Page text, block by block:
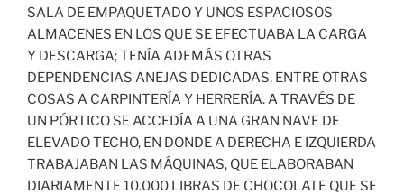
SALA DE EMPAQUETADO Y UNOS ESPACIOSOS
ALMACENES EN LOS QUE SE EFECTUABA LA CARGA
Y DESCARGA; TENÍA ADEMÁS OTRAS
DEPENDENCIAS ANEJAS DEDICADAS, ENTRE OTRAS
COSAS A CARPINTERÍA Y HERRERÍA. A TRAVÉS DE
UN PÓRTICO SE ACCEDÍA A UNA GRAN NAVE DE
ELEVADO TECHO, EN DONDE A DERECHA E IZQUIERDA
TRABAJABAN LAS MÁQUINAS, QUE ELABORABAN
DIARIAMENTE 10.000 LIBRAS DE CHOCOLATE QUE SE